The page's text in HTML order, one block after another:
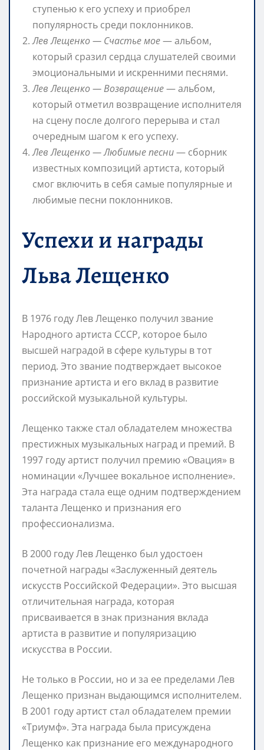
ступенью к его успеху и приобрел
популярность среди поклонников.
Лев Лещенко — Счастье мое— альбом,
который сразил сердца слушателей своими
эмоциональными и искренними песнями.
Лев Лещенко — Возвращение— альбом,
который отметил возвращение исполнителя
на сцену после долгого перерыва и стал
очередным шагом к его успеху.
Лев Лещенко — Любимые песни— сборник
известных композиций артиста, который
смог включить в себя самые популярные и
любимые песни поклонников.
Успехи и награды
Льва Лещенко
В 1976 году Лев Лещенко получил звание
Народного артиста СССР, которое было
высшей наградой в сфере культуры в тот
период. Это звание подтверждает высокое
признание артиста и его вклад в развитие
российской музыкальной культуры.
Лещенко также стал обладателем множества
престижных музыкальных наград и премий. В
1997 году артист получил премию «Овация» в
номинации «Лучшее вокальное исполнение».
Эта награда стала еще одним подтверждением
таланта Лещенко и признания его
профессионализма.
В 2000 году Лев Лещенко был удостоен
почетной награды «Заслуженный деятель
искусств Российской Федерации». Это высшая
отличительная награда, которая
присваивается в знак признания вклада
артиста в развитие и популяризацию
искусства в России.
Не только в России, но и за ее пределами Лев
Лещенко признан выдающимся исполнителем.
В 2001 году артист стал обладателем премии
«Триумф». Эта награда была присуждена
Лещенко как признание его международного